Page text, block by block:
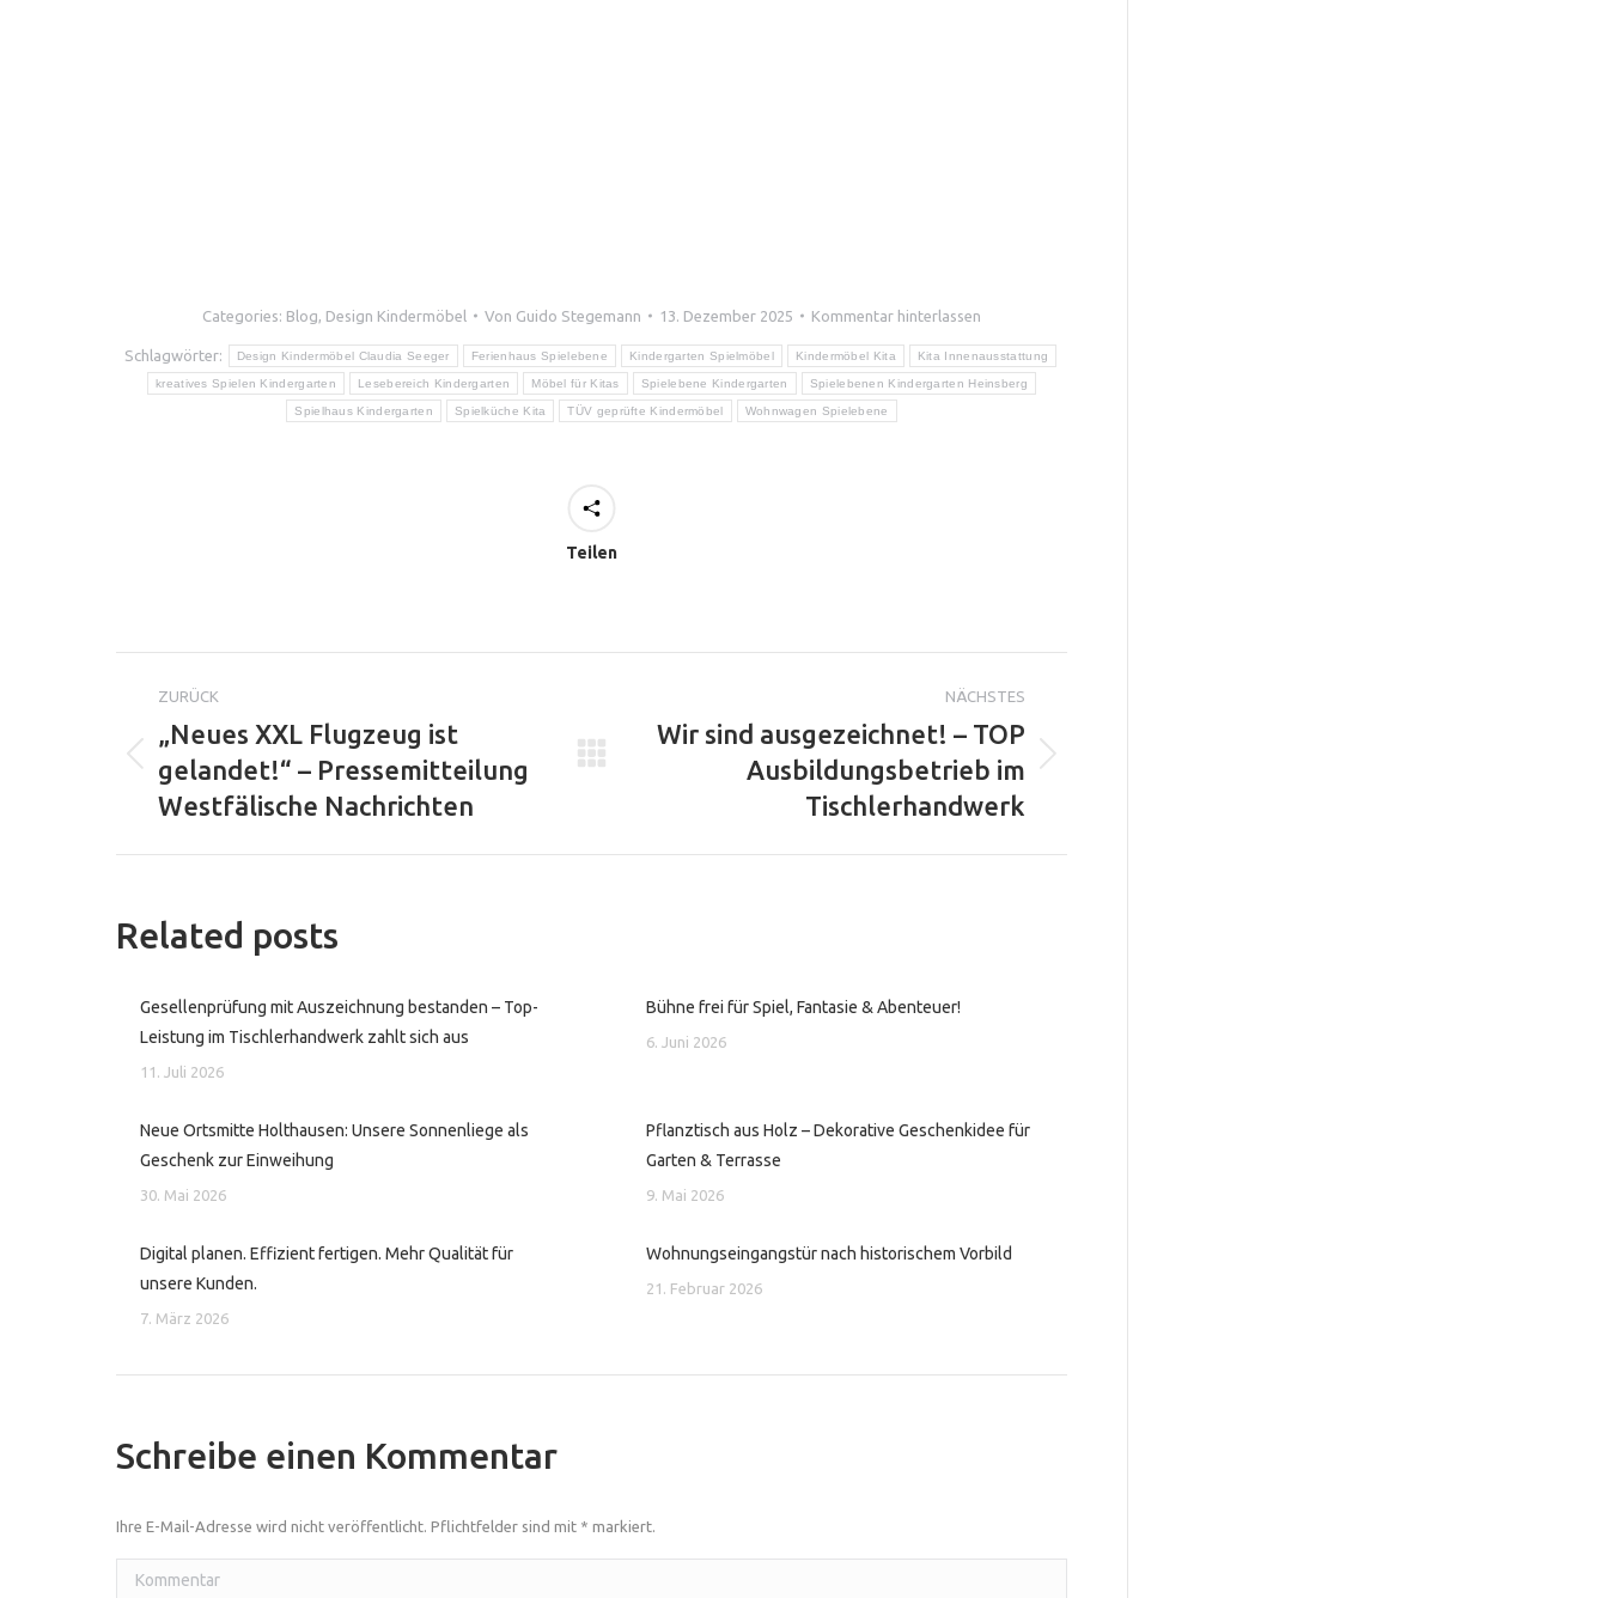
Categories: Blog Design Kindermöbel Von Guido Stegemann 13. Dezember 2025 Kommentar hinterlassen
Schlagwörter: Design Kindermöbel Claudia Seeger Ferienhaus Spielebene Kindergarten Spielmöbel Kindermöbel Kita Kita Innenausstattung
kreatives Spielen Kindergarten Lesebereich Kindergarten Möbel für Kitas Spielebene Kindergarten Spielebenen Kindergarten Heinsberg
Spielhaus Kindergarten Spielküche Kita TÜV geprüfte Kindermöbel Wohnwagen Spielebene
Teilen
Kommentarnavigation
ZURÜCK
Vorheriger
Beitrag:
„Neues XXL Flugzeug ist
gelandet!“ – Pressemitteilung
Westfälische Nachrichten
NÄCHSTES
Wir sind ausgezeichnet! – TOP
Ausbildungsbetrieb im
Tischlerhandwerk
Related posts
Gesellenprüfung mit Auszeichnung bestanden – Top-
Leistung im Tischlerhandwerk zahlt sich aus
11. Juli 2026
Bühne frei für Spiel, Fantasie & Abenteuer!
6. Juni 2026
Neue Ortsmitte Holthausen: Unsere Sonnenliege als
Geschenk zur Einweihung
30. Mai 2026
Pflanztisch aus Holz – Dekorative Geschenkidee für
Garten & Terrasse
9. Mai 2026
Digital planen. Effizient fertigen. Mehr Qualität für
unsere Kunden.
7. März 2026
Wohnungseingangstür nach historischem Vorbild
21. Februar 2026
Schreibe einen Kommentar
Ihre E-Mail-Adresse wird nicht veröffentlicht. Pflichtfelder sind mit * markiert.
Kommentar